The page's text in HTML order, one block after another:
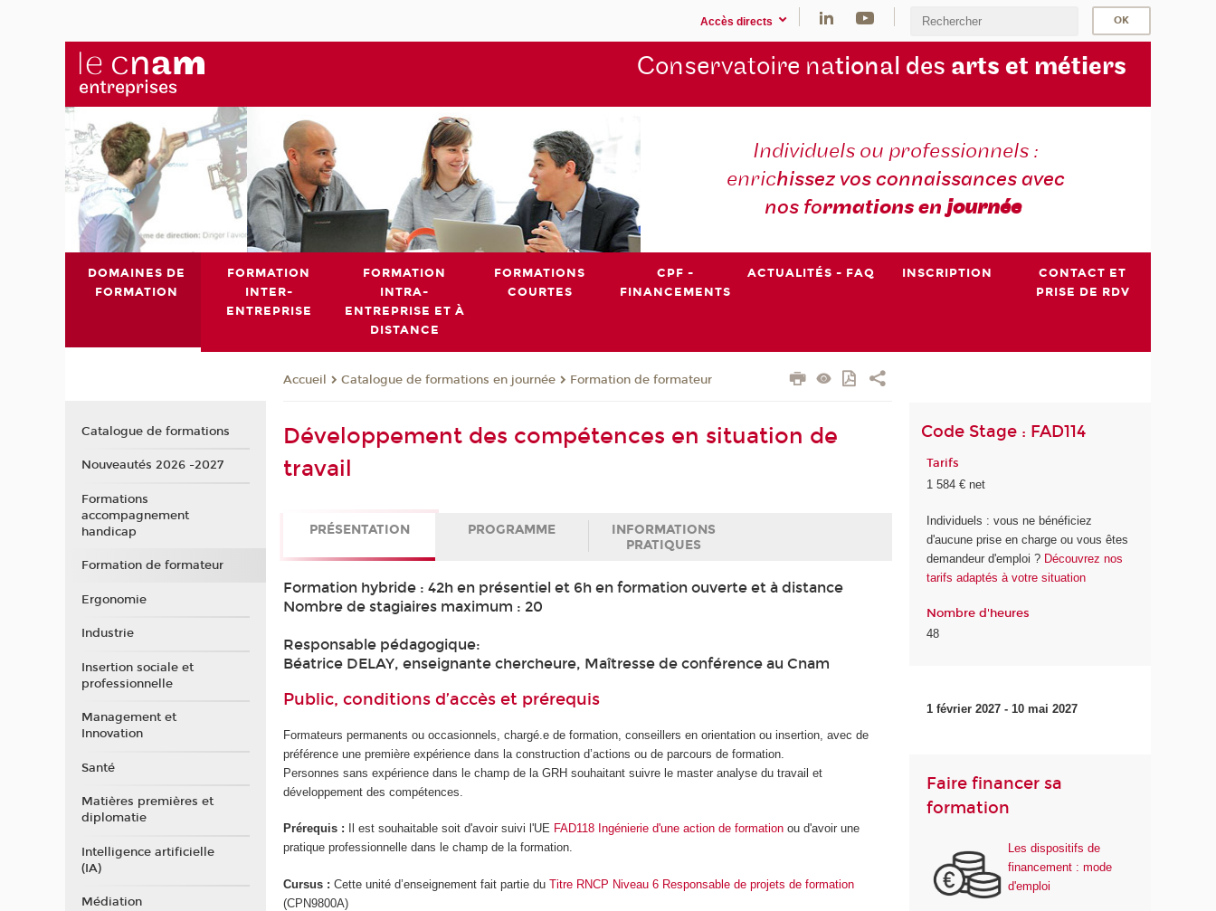
Accès directs
Conservatoire national des arts et métiers
Individuels ou professionnels :
enrichissez vos connaissances avec
nos formations enjournée
DOMAINES DE
FORMATION
FORMATION
INTER-
ENTREPRISE
FORMATION
INTRA-
ENTREPRISE ET À
DISTANCE
FORMATIONS
COURTES
CPF -
FINANCEMENTS
ACTUALITÉS - FAQ INSCRIPTION
CONTACT ET
PRISE DE RDV
Accueil Catalogue de formations en journée Formation de formateur
Développement des compétences en situation de
travail
PRÉSENTATION PROGRAMME
INFORMATIONS
PRATIQUES
Formation hybride : 42h en présentiel et 6h en formation ouverte et à distance
Nombre de stagiaires maximum : 20
Responsable pédagogique:
Béatrice DELAY, enseignante chercheure, Maîtresse de conférence au Cnam
Public, conditions d’accès et prérequis
Formateurs permanents ou occasionnels, chargé.e de formation, conseillers en orientation ou insertion, avec de
préférence une première expérience dans la construction d’actions ou de parcours de formation.
Personnes sans expérience dans le champ de la GRH souhaitant suivre le master analyse du travail et
développement des compétences.
Prérequis : Il est souhaitable soit d'avoir suivi l'UE FAD118 Ingénierie d'une action de formation ou d'avoir une
pratique professionnelle dans le champ de la formation.
Cursus :Cette unité d’enseignement fait partie duTitre RNCP Niveau 6 Responsable de projets de formation
(CPN9800A)
Code Stage : FAD114
Tarifs
1 584 € net
Individuels : vous ne bénéficiez
d'aucune prise en charge ou vous êtes
demandeur d'emploi ? Découvrez nos
tarifs adaptés à votre situation
Nombre d'heures
48
1 février 2027 - 10 mai 2027
Faire financer sa
formation
Les dispositifs de
financement : mode
d'emploi
Catalogue de formations
Nouveautés 2026 -2027
Formations
accompagnement
handicap
Formation de formateur
Ergonomie
Industrie
Insertion sociale et
professionnelle
Management et
Innovation
Santé
Matières premières et
diplomatie
Intelligence artificielle
(IA)
Médiation